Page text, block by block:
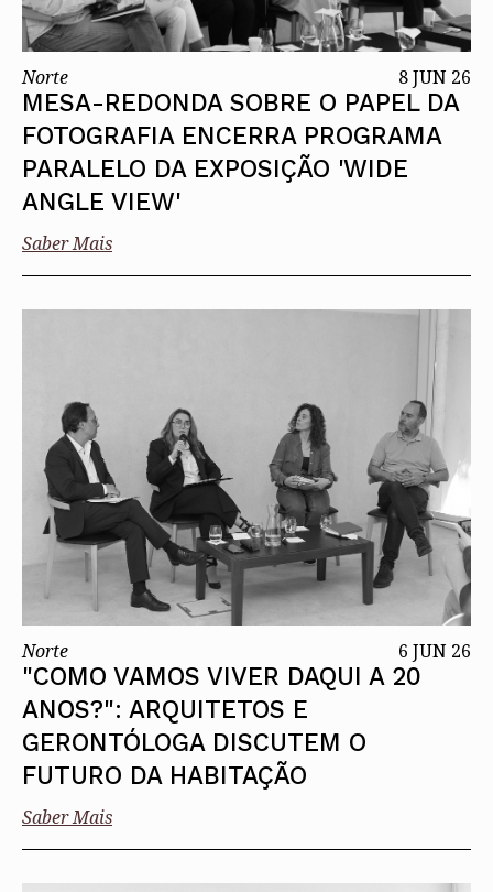
Norte 8 JUN 26
MESA-REDONDA SOBRE O PAPEL DA
FOTOGRAFIA ENCERRA PROGRAMA
PARALELO DA EXPOSIÇÃO 'WIDE
ANGLE VIEW'
Saber Mais
Norte 6 JUN 26
"COMO VAMOS VIVER DAQUI A 20
ANOS?": ARQUITETOS E
GERONTÓLOGA DISCUTEM O
FUTURO DA HABITAÇÃO
Saber Mais